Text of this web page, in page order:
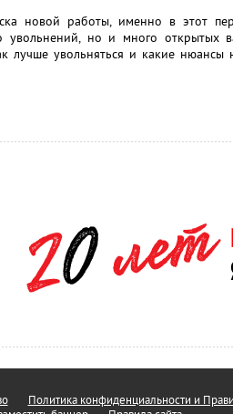
новой работы, именно в этот
увольнений, но и много открытых
лучше увольняться и какие нюансы
Политика конфиденциальности и